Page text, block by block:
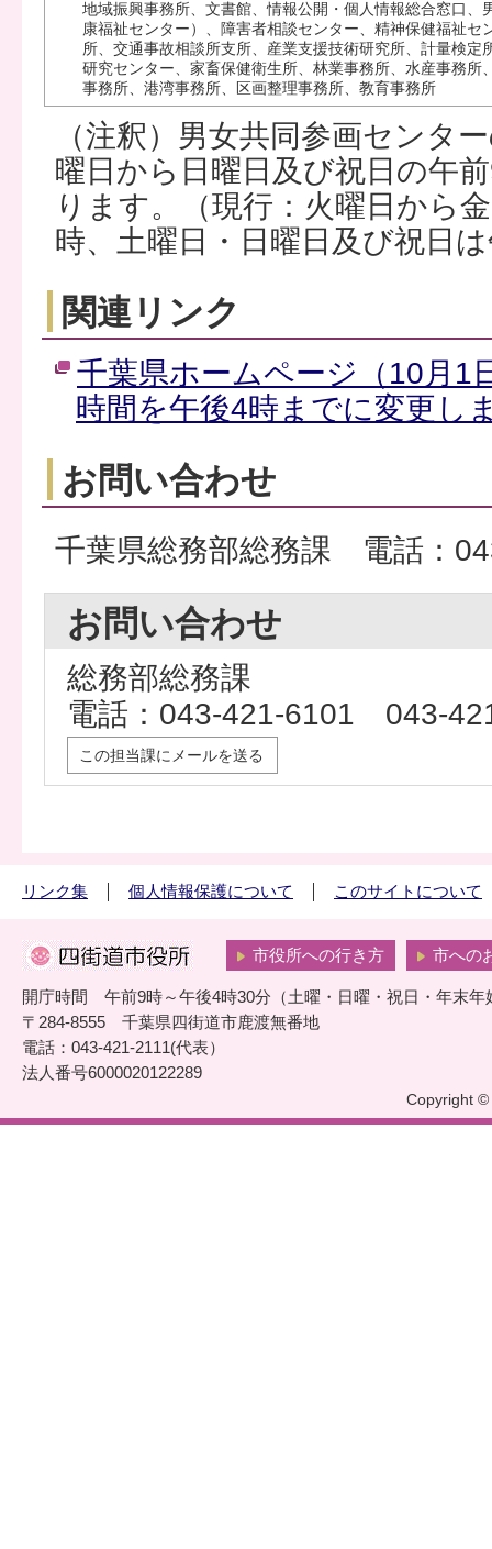
地域振興事務所、文書館、情報公開・個人情報総合窓口、
康福祉センター）、障害者相談センター、精神保健福祉
所、交通事故相談所支所、産業支援技術研究所、計量検
研究センター、家畜保健衛生所、林業事務所、水産事務所
事務所、港湾事務所、区画整理事務所、教育事務所
（注釈）男女共同参画センタ
曜日から日曜日及び祝日の午
ります。（現行：火曜日から
時、土曜日・日曜日及び祝日
関連リンク
千葉県ホームページ（10月1
時間を午後4時までに変更し
お問い合わせ
千葉県総務部総務課 電話：
お問い合わせ
総務部総務課
電話：043-421-6101 043-
この担当課にメールを送る
リンク集 個人情報保護について このサイトについて
市役所への行き方 市への
開庁時間 午前9時～午後4時30分（土曜・日曜・祝日・年末年
〒284-8555 千葉県四街道市鹿渡無番地
電話：043-421-2111(代表）
法人番号6000020122289
Copyright ©